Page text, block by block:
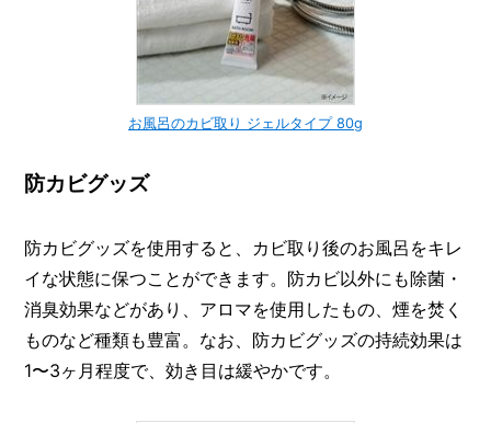
お風呂のカビ取り ジェルタイプ 80g
防カビグッズ
防カビグッズを使用すると、カビ取り後のお風呂をキレ
イな状態に保つことができます。防カビ以外にも除菌・
消臭効果などがあり、アロマを使用したもの、煙を焚く
ものなど種類も豊富。なお、防カビグッズの持続効果は
1〜3ヶ月程度で、効き目は緩やかです。